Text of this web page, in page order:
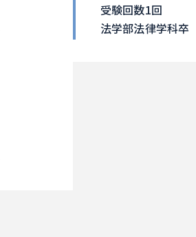
受験回数1回
法学部法律学科卒